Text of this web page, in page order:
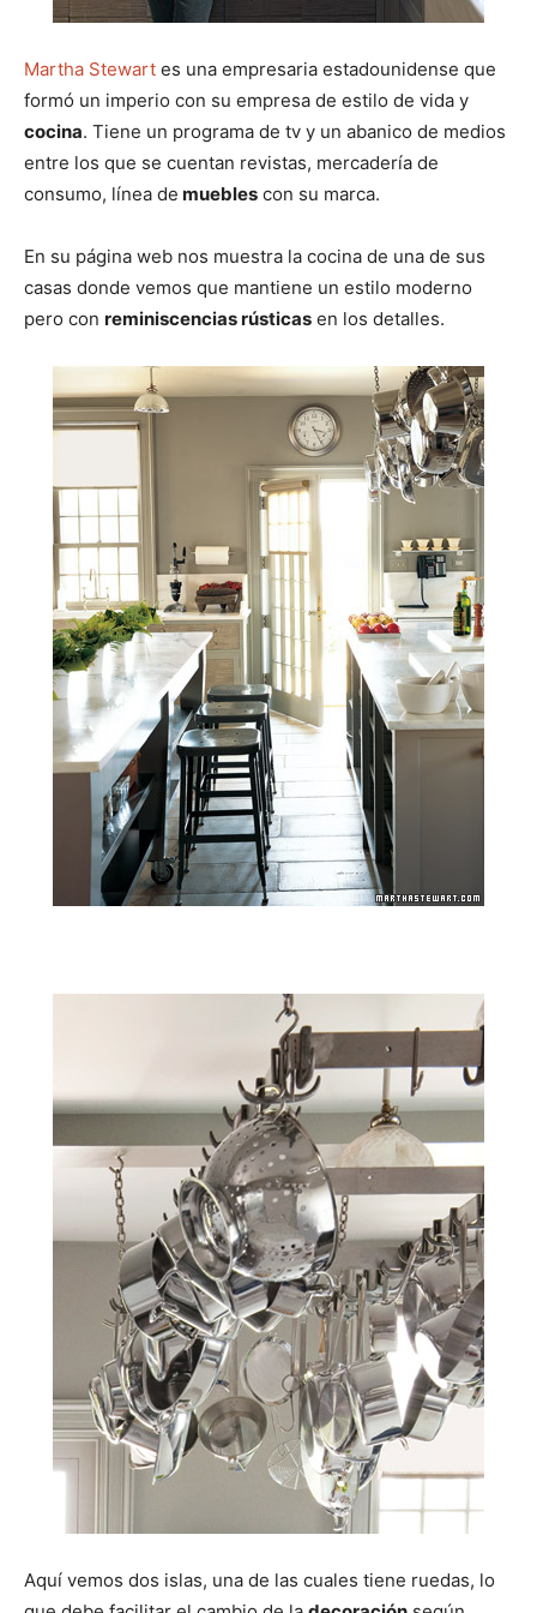
Martha Stewart es una empresaria estadounidense que
formó un imperio con su empresa de estilo de vida y
cocina. Tiene un programa de tv y un abanico de medios
entre los que se cuentan revistas, mercadería de
consumo, línea de muebles con su marca.
En su página web nos muestra la cocina de una de sus
casas donde vemos que mantiene un estilo moderno
pero con reminiscencias rústicas en los detalles.
Aquí vemos dos islas, una de las cuales tiene ruedas, lo